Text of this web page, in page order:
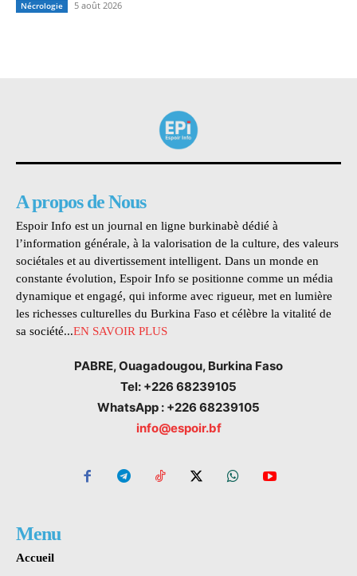
Nécrologie 5 août 2026
A propos de Nous
Espoir Info est un journal en ligne burkinabè dédié à
l’information générale, à la valorisation de la culture, des valeurs
sociétales et au divertissement intelligent. Dans un monde en
constante évolution, Espoir Info se positionne comme un média
dynamique et engagé, qui informe avec rigueur, met en lumière
les richesses culturelles du Burkina Faso et célèbre la vitalité de
sa société...EN SAVOIR PLUS
PABRE, Ouagadougou, Burkina Faso
Tel: +226 68239105
WhatsApp : +226 68239105
info@espoir.bf
Menu
Accueil